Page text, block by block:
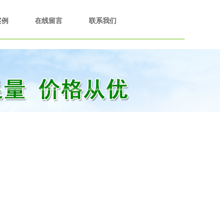
在线留言 联系我们